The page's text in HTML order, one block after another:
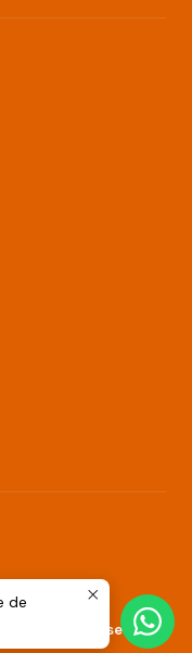
por Jumpseller.
de